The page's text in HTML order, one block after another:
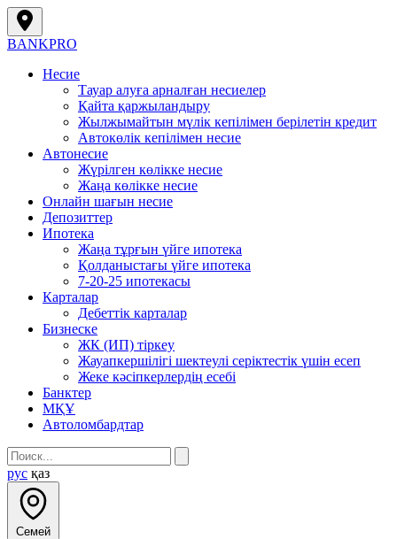
BANKPRO
Несие
Тауар алуға арналған несиелер
Қайта қаржыландыру
Жылжымайтын мүлік кепілімен берілетін кредит
Автокөлік кепілімен несие
Автонесие
Жүрілген көлікке несие
Жаңа көлікке несие
Онлайн шағын несие
Депозиттер
Ипотека
Жаңа тұрғын үйге ипотека
Қолданыстағы үйге ипотека
7-20-25 ипотекасы
Карталар
Дебеттік карталар
Бизнеске
ЖК (ИП) тіркеу
Жауапкершілігі шектеулі серіктестік үшін есеп
Жеке кәсіпкерлердің есебі
Банктер
МҚҰ
Автоломбардтар
рус қаз
Семей